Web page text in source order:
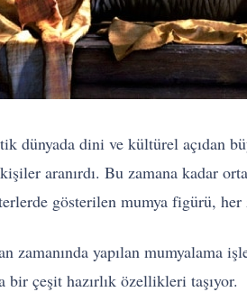
dünyada dini ve kültürel açıdan
aranırdı. Bu zamana kadar
gösterilen mumya figürü, her
zamanında yapılan mumyalama
bir çeşit hazırlık özellikleri taşıyor.